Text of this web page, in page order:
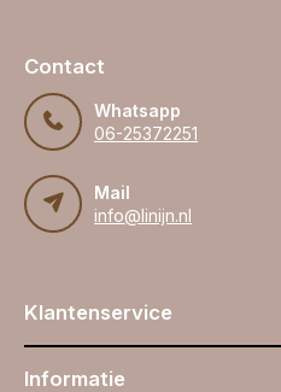
Contact
Whatsapp
06-25372251
Mail
info@linijn.nl
Klantenservice
Informatie